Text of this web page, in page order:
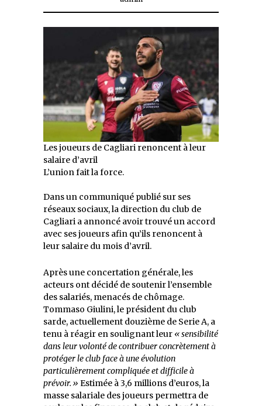
Les joueurs de Cagliari renoncent à leur
salaire d’avril
L’union fait la force.
Dans un communiqué publié sur ses
réseaux sociaux, la direction du club de
Cagliari a annoncé avoir trouvé un accord
avec ses joueurs afin qu’ils renoncent à
leur salaire du mois d’avril.
Après une concertation générale, les
acteurs ont décidé de soutenir l’ensemble
des salariés, menacés de chômage.
Tommaso Giulini, le président du club
sarde, actuellement douzième de Serie A, a
tenu à réagir en soulignant leur « sensibilité
dans leur volonté de contribuer concrètement à
protéger le club face à une évolution
particulièrement compliquée et difficile à
prévoir. » Estimée à 3,6 millions d’euros, la
masse salariale des joueurs permettra de